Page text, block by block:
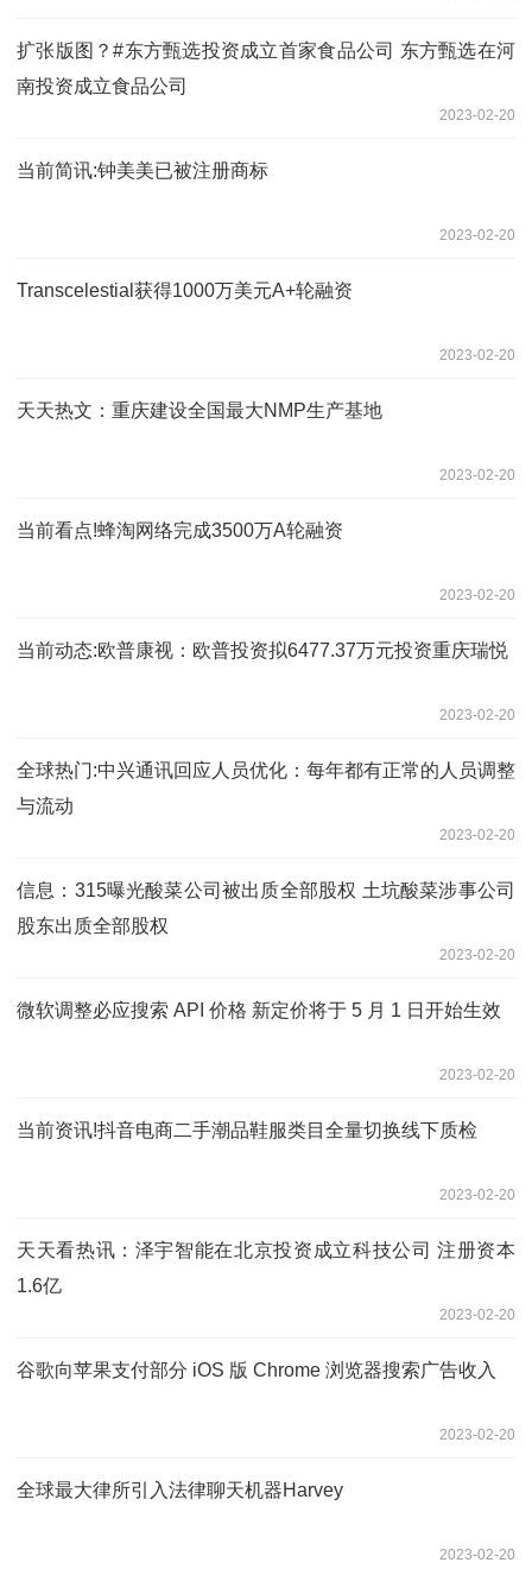
扩张版图？#东方甄选投资成立首家食品公司 东方甄选在河
南投资成立食品公司
2023-02-20
当前简讯:钟美美已被注册商标
2023-02-20
Transcelestial获得1000万美元A+轮融资
2023-02-20
天天热文：重庆建设全国最大NMP生产基地
2023-02-20
当前看点!蜂淘网络完成3500万A轮融资
2023-02-20
当前动态:欧普康视：欧普投资拟6477.37万元投资重庆瑞悦
2023-02-20
全球热门:中兴通讯回应人员优化：每年都有正常的人员调整
与流动
2023-02-20
信息：315曝光酸菜公司被出质全部股权 土坑酸菜涉事公司
股东出质全部股权
2023-02-20
微软调整必应搜索 API 价格 新定价将于 5 月 1 日开始生效
2023-02-20
当前资讯!抖音电商二手潮品鞋服类目全量切换线下质检
2023-02-20
天天看热讯：泽宇智能在北京投资成立科技公司 注册资本
1.6亿
2023-02-20
谷歌向苹果支付部分 iOS 版 Chrome 浏览器搜索广告收入
2023-02-20
全球最大律所引入法律聊天机器Harvey
2023-02-20